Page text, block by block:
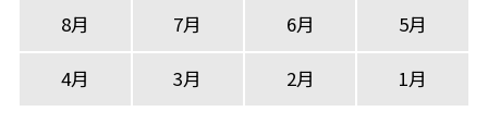
8月 7月 6月 5月
4月 3月 2月 1月